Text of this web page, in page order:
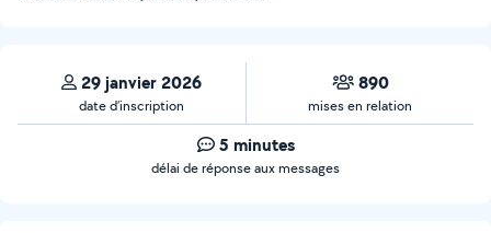
29 janvier 2026
date d’inscription
890
mises en relation
5 minutes
délai de réponse aux messages